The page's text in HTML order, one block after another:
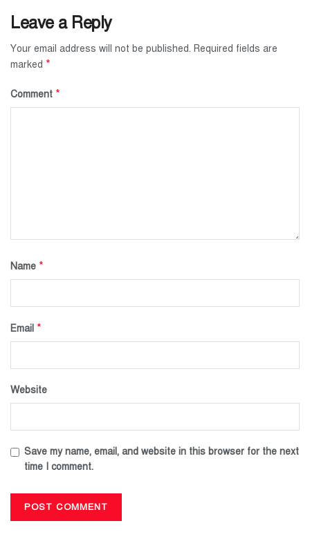
Leave a Reply
Your email address will not be published. Required fields are
marked *
Comment *
Name *
Email *
Website
Save my name, email, and website in this browser for the next
time I comment.